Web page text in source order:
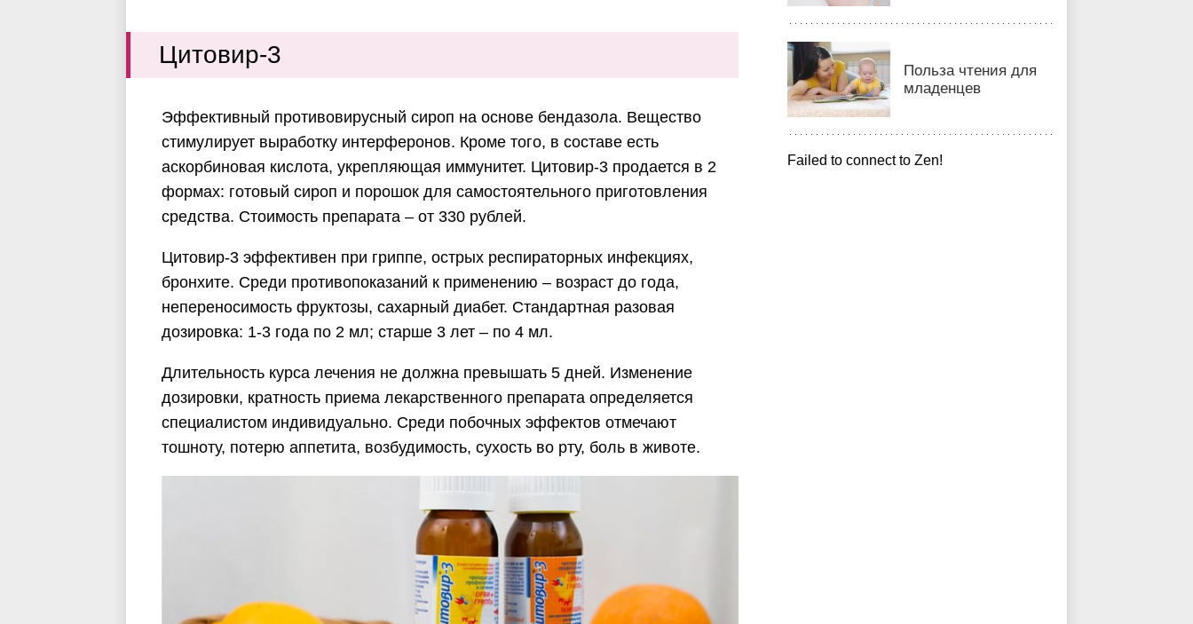
Цитовир-3
Эффективный противовирусный сироп на основе бендазола. Вещество
стимулирует выработку интерферонов. Кроме того, в составе есть
аскорбиновая кислота, укрепляющая иммунитет. Цитовир-3 продается в 2
формах: готовый сироп и порошок для самостоятельного приготовления
средства. Стоимость препарата – от 330 рублей.
Цитовир-3 эффективен при гриппе, острых респираторных инфекциях,
бронхите. Среди противопоказаний к применению – возраст до года,
непереносимость фруктозы, сахарный диабет. Стандартная разовая
дозировка: 1-3 года по 2 мл; старше 3 лет – по 4 мл.
Длительность курса лечения не должна превышать 5 дней. Изменение
дозировки, кратность приема лекарственного препарата определяется
специалистом индивидуально. Среди побочных эффектов отмечают
тошноту, потерю аппетита, возбудимость, сухость во рту, боль в животе.
Польза чтения для
младенцев
Failed to connect to Zen!